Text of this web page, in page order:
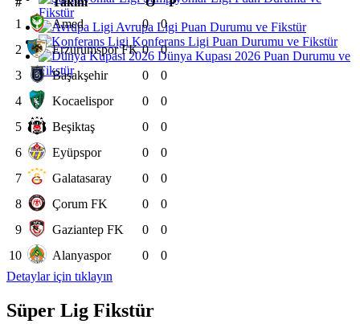
Fikstür
Avrupa Ligi Puan Durumu ve Fikstür
Konferans Ligi Puan Durumu ve Fikstür
Dünya Kupası 2026 Puan Durumu ve
Fikstür
1
Amed 0
0
2
Erzurumspor FK 0
0
3
Başakşehir 0
0
4
Kocaelispor 0
0
5
Beşiktaş 0
0
6
Eyüpspor 0
0
7
Galatasaray 0
0
8
Çorum FK 0
0
9
Gaziantep FK 0
0
10
Alanyaspor 0
0
Detaylar için tıklayın
Süper Lig Fikstür